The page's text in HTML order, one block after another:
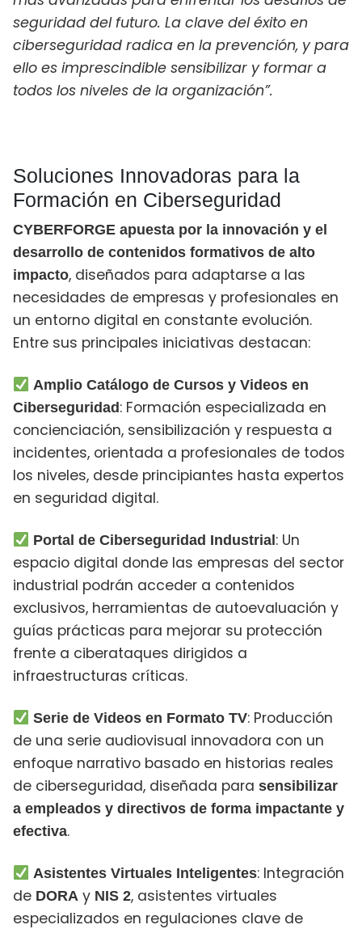
seguridad del futuro. La clave del éxito en
ciberseguridad radica en la prevención, y para
ello es imprescindible sensibilizar y formar a
todos los niveles de la organización”.
Soluciones Innovadoras para la
Formación en Ciberseguridad
CYBERFORGE apuesta por la innovación y el
desarrollo de contenidos formativos de alto
impacto, diseñados para adaptarse a las
necesidades de empresas y profesionales en
un entorno digital en constante evolución.
Entre sus principales iniciativas destacan:
Amplio Catálogo de Cursos y Videos en
Ciberseguridad : Formación especializada en
concienciación, sensibilización y respuesta a
incidentes, orientada a profesionales de todos
los niveles, desde principiantes hasta expertos
en seguridad digital.
Portal de Ciberseguridad Industrial : Un
espacio digital donde las empresas del sector
industrial podrán acceder a contenidos
exclusivos, herramientas de autoevaluación y
guías prácticas para mejorar su protección
frente a ciberataques dirigidos a
infraestructuras críticas.
Serie de Videos en Formato TV: Producción
de una serie audiovisual innovadora con un
enfoque narrativo basado en historias reales
de ciberseguridad, diseñada para sensibilizar
a empleados y directivos de forma impactante y
efectiva.
Asistentes Virtuales Inteligentes: Integración
de DORA y NIS 2, asistentes virtuales
especializados en regulaciones clave de